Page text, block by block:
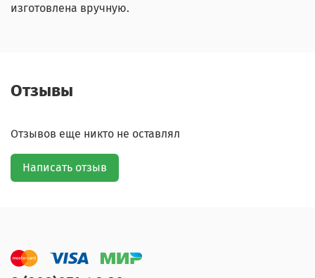
изготовлена вручную.
Отзывы
Отзывов еще никто не оставлял
Написать отзыв